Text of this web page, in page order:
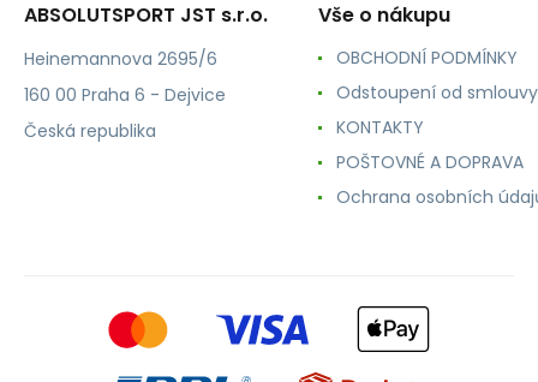
ABSOLUTSPORT JST s.r.o.
Heinemannova 2695/6
160 00 Praha 6 - Dejvice
Česká republika
Vše o nákupu
OBCHODNÍ PODMÍNKY
Odstoupení od smlouvy
KONTAKTY
POŠTOVNÉ A DOPRAVA
Ochrana osobních